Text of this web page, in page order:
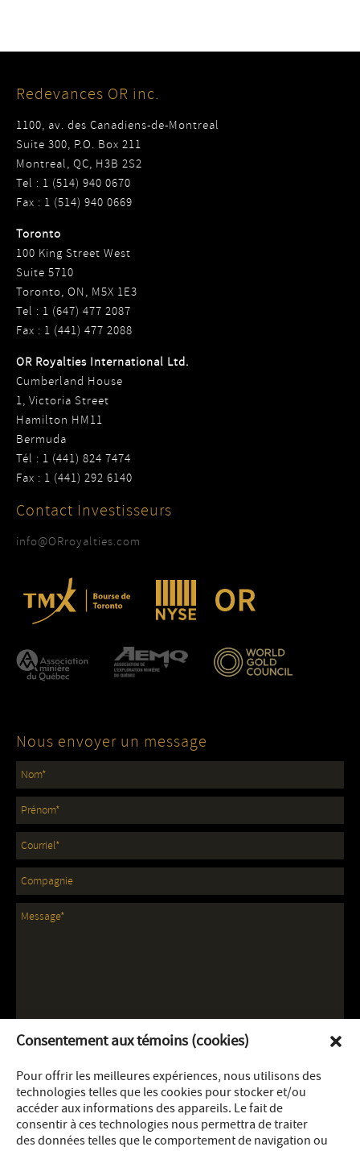
Consentement aux témoins (cookies)
Pour offrir les meilleures expériences, nous utilisons des
technologies telles que les cookies pour stocker et/ou
accéder aux informations des appareils. Le fait de
consentir à ces technologies nous permettra de traiter
des données telles que le comportement de navigation ou
Redevances OR inc.
1100, av. des Canadiens-de-Montreal
Suite 300, P.O. Box 211
Montreal, QC, H3B 2S2
Tel : 1 (514) 940 0670
Fax : 1 (514) 940 0669
Toronto
100 King Street West
Suite 5710
Toronto, ON, M5X 1E3
Tel : 1 (647) 477 2087
Fax : 1 (441) 477 2088
OR Royalties International Ltd.
Cumberland House
1, Victoria Street
Hamilton HM11
Bermuda
Tél : 1 (441) 824 7474
Fax : 1 (441) 292 6140
Contact Investisseurs
info@ORroyalties.com
Nous envoyer un message